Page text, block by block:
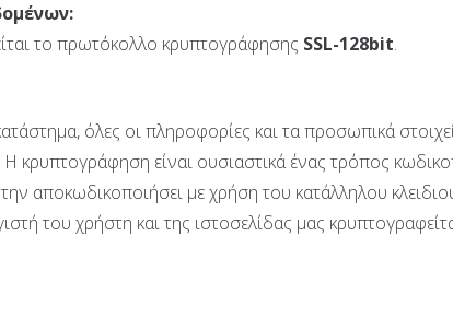
το πρωτόκολλο κρυπτογράφησης SSL-128bit.
όλες οι πληροφορίες και τα προσωπικά
είναι ουσιαστικά ένας τρόπος
αποκωδικοποιήσει με χρήση του κατάλληλου
του χρήστη και της ιστοσελίδας μας